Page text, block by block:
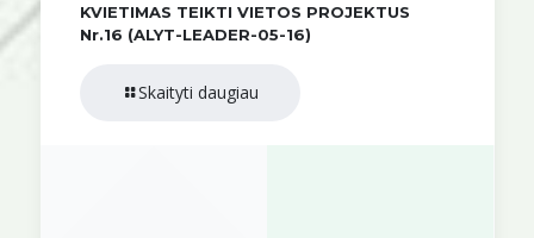
KVIETIMAS TEIKTI VIETOS PROJEKTUS
Nr.16 (ALYT-LEADER-05-16)
Skaityti daugiau